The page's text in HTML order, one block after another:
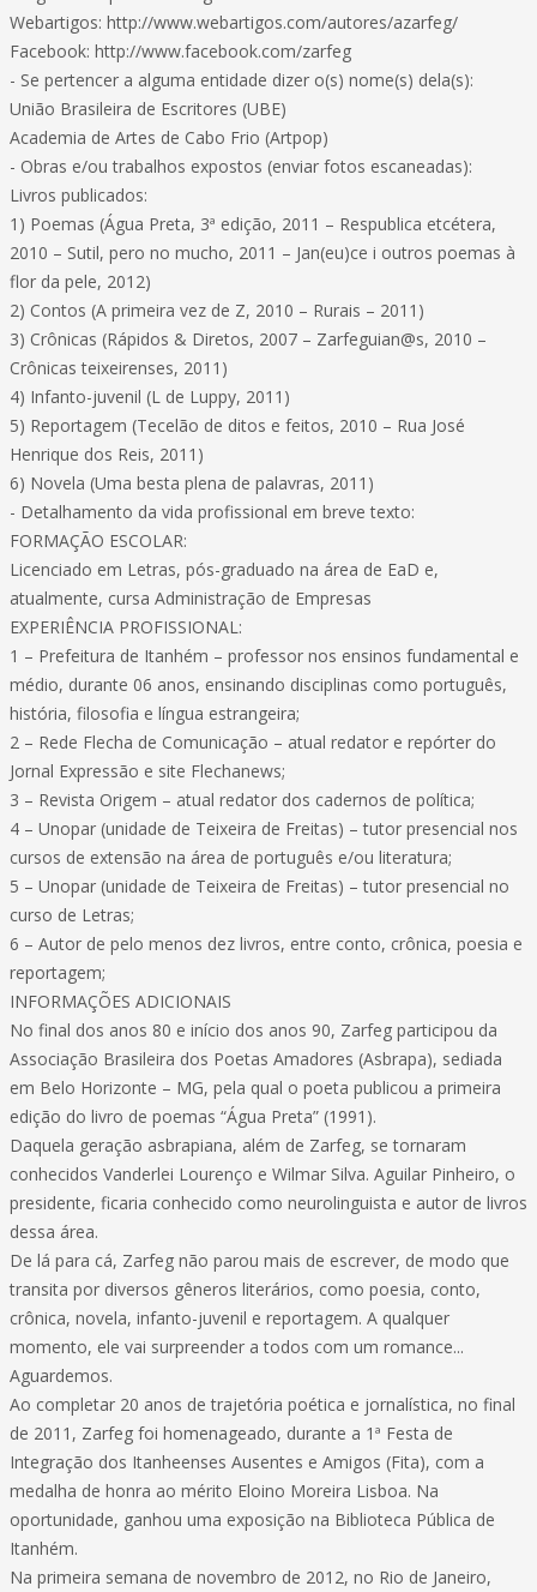
Webartigos: http://www.webartigos.com/autores/azarfeg/
Facebook: http://www.facebook.com/zarfeg
- Se pertencer a alguma entidade dizer o(s) nome(s) dela(s):
União Brasileira de Escritores (UBE)
Academia de Artes de Cabo Frio (Artpop)
- Obras e/ou trabalhos expostos (enviar fotos escaneadas):
Livros publicados:
1) Poemas (Água Preta, 3ª edição, 2011 – Respublica etcétera,
2010 – Sutil, pero no mucho, 2011 – Jan(eu)ce i outros poemas à
flor da pele, 2012)
2) Contos (A primeira vez de Z, 2010 – Rurais – 2011)
3) Crônicas (Rápidos & Diretos, 2007 – Zarfeguian@s, 2010 –
Crônicas teixeirenses, 2011)
4) Infanto-juvenil (L de Luppy, 2011)
5) Reportagem (Tecelão de ditos e feitos, 2010 – Rua José
Henrique dos Reis, 2011)
6) Novela (Uma besta plena de palavras, 2011)
- Detalhamento da vida profissional em breve texto:
FORMAÇÃO ESCOLAR:
Licenciado em Letras, pós-graduado na área de EaD e,
atualmente, cursa Administração de Empresas
EXPERIÊNCIA PROFISSIONAL:
1 – Prefeitura de Itanhém – professor nos ensinos fundamental e
médio, durante 06 anos, ensinando disciplinas como português,
história, filosofia e língua estrangeira;
2 – Rede Flecha de Comunicação – atual redator e repórter do
Jornal Expressão e site Flechanews;
3 – Revista Origem – atual redator dos cadernos de política;
4 – Unopar (unidade de Teixeira de Freitas) – tutor presencial nos
cursos de extensão na área de português e/ou literatura;
5 – Unopar (unidade de Teixeira de Freitas) – tutor presencial no
curso de Letras;
6 – Autor de pelo menos dez livros, entre conto, crônica, poesia e
reportagem;
INFORMAÇÕES ADICIONAIS
No final dos anos 80 e início dos anos 90, Zarfeg participou da
Associação Brasileira dos Poetas Amadores (Asbrapa), sediada
em Belo Horizonte – MG, pela qual o poeta publicou a primeira
edição do livro de poemas “Água Preta” (1991).
Daquela geração asbrapiana, além de Zarfeg, se tornaram
conhecidos Vanderlei Lourenço e Wilmar Silva. Aguilar Pinheiro, o
presidente, ficaria conhecido como neurolinguista e autor de livros
dessa área.
De lá para cá, Zarfeg não parou mais de escrever, de modo que
transita por diversos gêneros literários, como poesia, conto,
crônica, novela, infanto-juvenil e reportagem. A qualquer
momento, ele vai surpreender a todos com um romance...
Aguardemos.
Ao completar 20 anos de trajetória poética e jornalística, no final
de 2011, Zarfeg foi homenageado, durante a 1ª Festa de
Integração dos Itanheenses Ausentes e Amigos (Fita), com a
medalha de honra ao mérito Eloino Moreira Lisboa. Na
oportunidade, ganhou uma exposição na Biblioteca Pública de
Itanhém.
Na primeira semana de novembro de 2012, no Rio de Janeiro,